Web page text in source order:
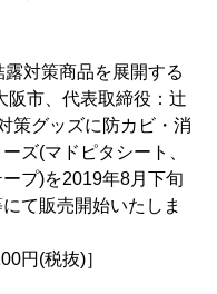
対策商品を展開する
阪市、代表取締役：辻
策グッズに防カビ・消
ズ(マドピタシート、
プ)を2019年8月下旬
て販売開始いたしま
円(税抜)］